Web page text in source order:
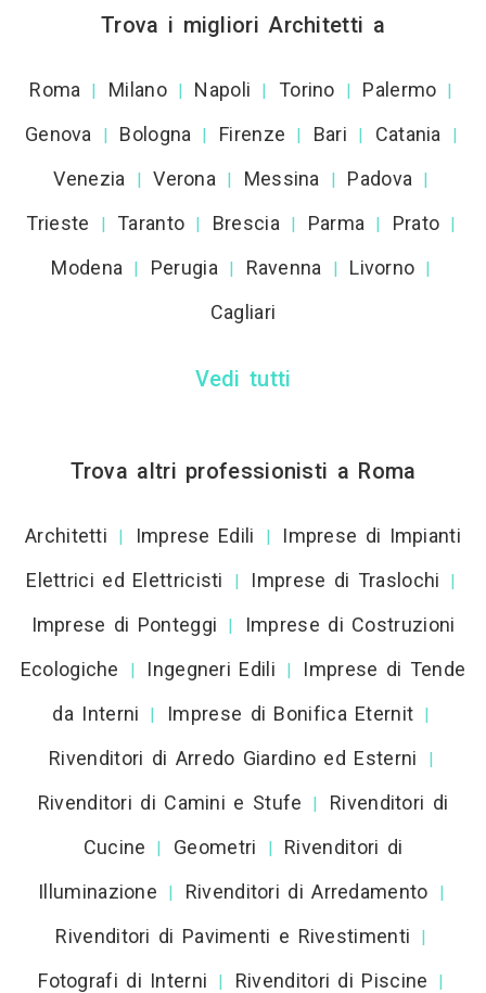
Trova i migliori Architetti a
Roma | Milano | Napoli | Torino | Palermo |
Genova | Bologna | Firenze | Bari | Catania |
Venezia | Verona | Messina | Padova |
Trieste | Taranto | Brescia | Parma | Prato |
Modena | Perugia | Ravenna | Livorno |
Cagliari
Vedi tutti
Trova altri professionisti a Roma
Architetti | Imprese Edili |
Imprese di Impianti
Elettrici ed Elettricisti
| Imprese di Traslochi |
Imprese di Ponteggi |
Imprese di Costruzioni
Ecologiche
| Ingegneri Edili |
Imprese di Tende
da Interni
| Imprese di Bonifica Eternit |
Rivenditori di Arredo Giardino ed Esterni |
Rivenditori di Camini e Stufe |
Rivenditori di
Cucine
| Geometri |
Rivenditori di
Illuminazione
| Rivenditori di Arredamento |
Rivenditori di Pavimenti e Rivestimenti |
Fotografi di Interni | Rivenditori di Piscine |